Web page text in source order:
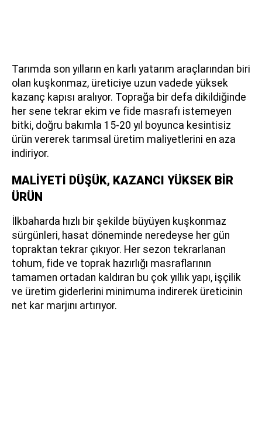
Tarımda son yılların en karlı yatarım araçlarından biri
olan kuşkonmaz, üreticiye uzun vadede yüksek
kazanç kapısı aralıyor. Toprağa bir defa dikildiğinde
her sene tekrar ekim ve fide masrafı istemeyen
bitki, doğru bakımla 15-20 yıl boyunca kesintisiz
ürün vererek tarımsal üretim maliyetlerini en aza
indiriyor.
MALİYETİ DÜŞÜK, KAZANCI YÜKSEK BİR
ÜRÜN
İlkbaharda hızlı bir şekilde büyüyen kuşkonmaz
sürgünleri, hasat döneminde neredeyse her gün
topraktan tekrar çıkıyor. Her sezon tekrarlanan
tohum, fide ve toprak hazırlığı masraflarının
tamamen ortadan kaldıran bu çok yıllık yapı, işçilik
ve üretim giderlerini minimuma indirerek üreticinin
net kar marjını artırıyor.